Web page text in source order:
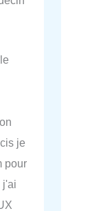
je
pour
j'ai